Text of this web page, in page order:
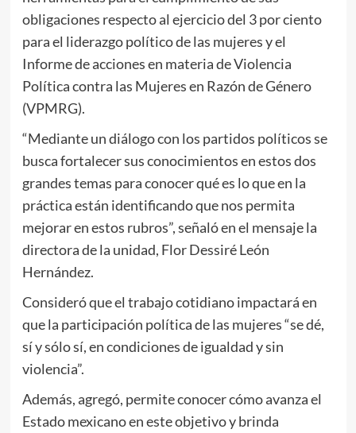
obligaciones respecto al ejercicio del 3 por ciento
para el liderazgo político de las mujeres y el
Informe de acciones en materia de Violencia
Política contra las Mujeres en Razón de Género
(VPMRG).
“Mediante un diálogo con los partidos políticos se
busca fortalecer sus conocimientos en estos dos
grandes temas para conocer qué es lo que en la
práctica están identificando que nos permita
mejorar en estos rubros”, señaló en el mensaje la
directora de la unidad, Flor Dessiré León
Hernández.
Consideró que el trabajo cotidiano impactará en
que la participación política de las mujeres “se dé,
sí y sólo sí, en condiciones de igualdad y sin
violencia”.
Además, agregó, permite conocer cómo avanza el
Estado mexicano en este objetivo y brinda